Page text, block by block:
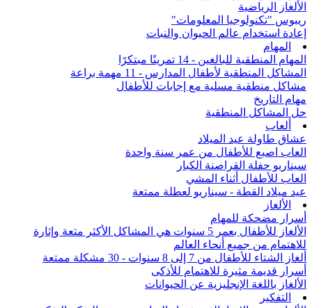
الألغاز الرياضية
ريبوس "تكنولوجيا المعلومات"
إعادة استخدام عالم الحيوان والنبات
المهام
المهام المنطقية للبالغين - 14 تمرينًا مبتكرًا
المشاكل المنطقية لأطفال المدارس - 11 مهمة براعة
مشاكل منطقية مسلية مع إجابات للأطفال
مهام التاريخ
حل المشاكل المنطقية
ألعاب
عشاق طاولة عيد الميلاد
العاب اصبع للأطفال من عمر سنة واحدة
سيناريو حفلة القراصنة الكبار
العاب للأطفال أثناء المشي
عيد ميلاد القطة - سيناريو لعطلة ممتعة
الألغاز
أسرار مضحكة للمهام
الألغاز للأطفال بعمر 5 سنوات هي المشاكل الأكثر متعة وإثارة
للاهتمام من جميع أنحاء العالم
ألغاز الشتاء للأطفال من 7 إلى 8 سنوات - 30 مشكلة ممتعة
أسرار قديمة مثيرة للاهتمام للأذكى
الألغاز باللغة الإنجليزية عن الحيوانات
التفكير